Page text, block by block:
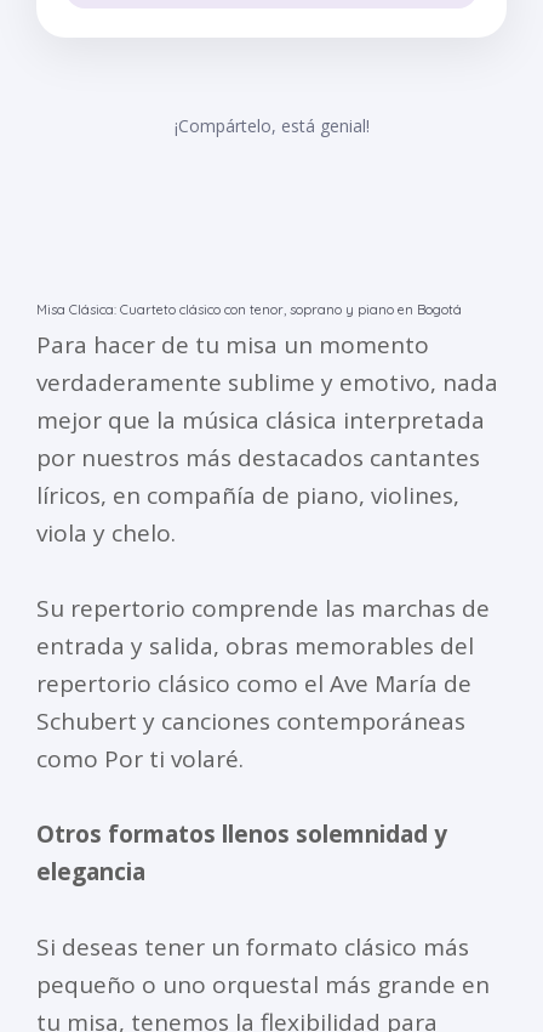
¡Compártelo, está genial!
Misa Clásica: Cuarteto clásico con tenor, soprano y piano en Bogotá
Para hacer de tu misa un momento
verdaderamente sublime y emotivo, nada
mejor que la música clásica interpretada
por nuestros más destacados cantantes
líricos, en compañía de piano, violines,
viola y chelo.
Su repertorio comprende las marchas de
entrada y salida, obras memorables del
repertorio clásico como el Ave María de
Schubert y canciones contemporáneas
como Por ti volaré.
Otros formatos llenos solemnidad y
elegancia
Si deseas tener un formato clásico más
pequeño o uno orquestal más grande en
tu misa, tenemos la flexibilidad para